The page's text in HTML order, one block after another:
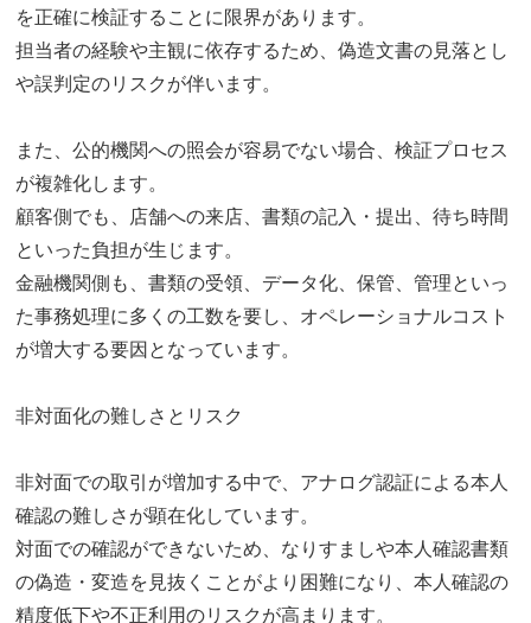
を正確に検証することに限界があります。
担当者の経験や主観に依存するため、偽造文書の見落とし
や誤判定のリスクが伴います。
また、公的機関への照会が容易でない場合、検証プロセス
が複雑化します。
顧客側でも、店舗への来店、書類の記入・提出、待ち時間
といった負担が生じます。
金融機関側も、書類の受領、データ化、保管、管理といっ
た事務処理に多くの工数を要し、オペレーショナルコスト
が増大する要因となっています。
非対面化の難しさとリスク
非対面での取引が増加する中で、アナログ認証による本人
確認の難しさが顕在化しています。
対面での確認ができないため、なりすましや本人確認書類
の偽造・変造を見抜くことがより困難になり、本人確認の
精度低下や不正利用のリスクが高まります。